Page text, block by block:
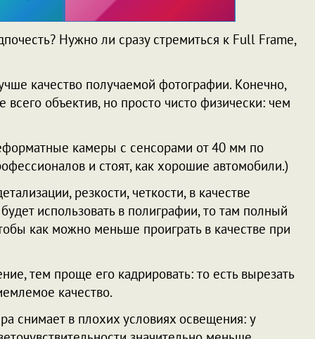
Нужно ли сразу стремиться к Full Frame,
качество получаемой фотографии. Конечно,
объектив, но просто чисто физически: чем
камеры с сенсорами от 40 мм по
и стоят, как хорошие автомобили.)
резкости, четкости, в качестве
использовать в полиграфии, то там полный
как можно меньше проиграть в качестве при
тем проще его кадрировать: то есть вырезать
качество.
снимает в плохих условиях освещения: у